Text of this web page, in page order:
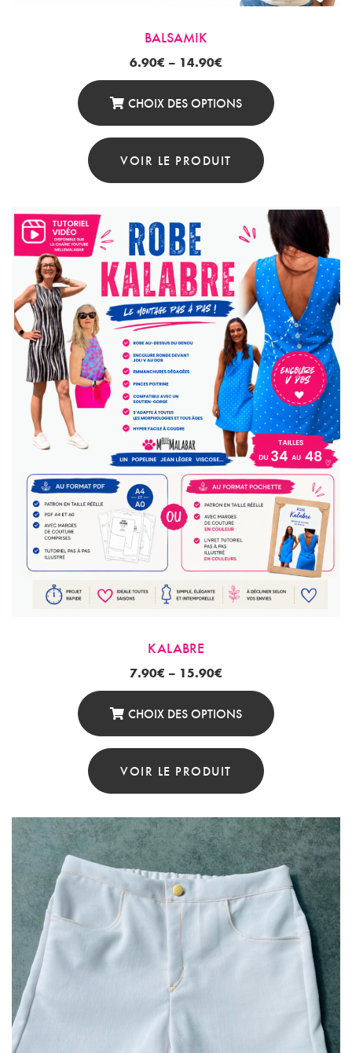
BALSAMIK
6.90€ – 14.90€
CHOIX DES OPTIONS
Ce
Variations.
Les
Options
Peuvent
Être
Choisies
Sur
La
Page
Du
Produit
VOIR LE PRODUIT
KALABRE
7.90€ – 15.90€
CHOIX DES OPTIONS
Ce
Variations.
Les
Options
Peuvent
Choisies
Sur
La
Page
VOIR LE PRODUIT